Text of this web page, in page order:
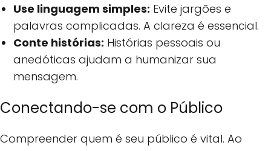
Use linguagem simples: Evite jargões e
palavras complicadas. A clareza é essencial.
Conte histórias: Histórias pessoais ou
anedóticas ajudam a humanizar sua
mensagem.
Conectando-se com o Público
Compreender quem é seu público é vital. Ao